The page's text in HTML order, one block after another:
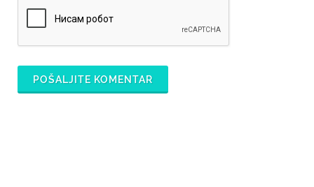
POŠALJITE KOMENTAR